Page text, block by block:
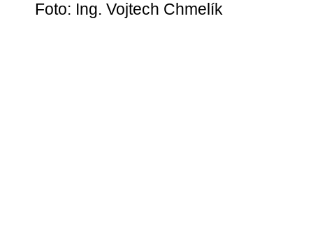
Foto: Ing. Vojtech Chmelík